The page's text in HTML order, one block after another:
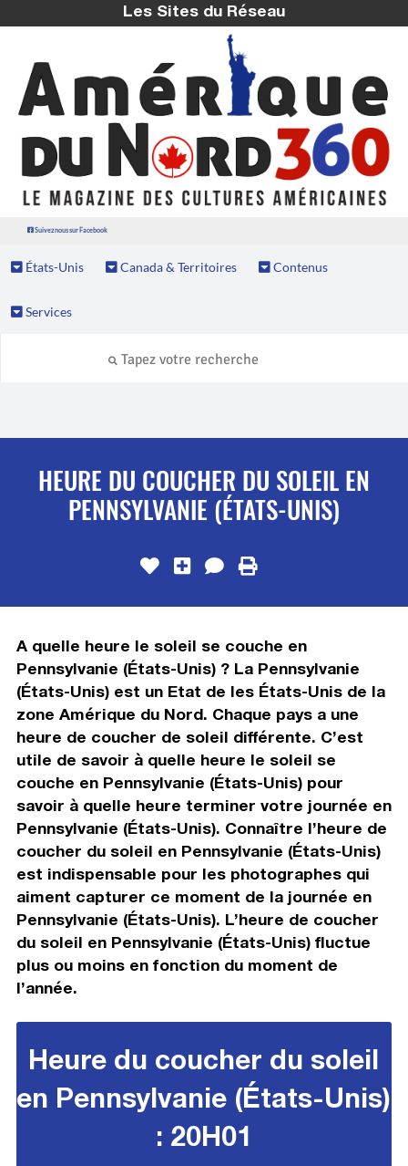
Les Sites du Réseau
Suivez nous sur Facebook
États-Unis Canada & Territoires Contenus
Services
HEURE DU COUCHER DU SOLEIL EN
PENNSYLVANIE (ÉTATS-UNIS)
A quelle heure le soleil se couche en
Pennsylvanie (États-Unis) ? La Pennsylvanie
(États-Unis) est un Etat de les États-Unis de la
zone Amérique du Nord. Chaque pays a une
heure de coucher de soleil différente. C’est
utile de savoir à quelle heure le soleil se
couche en Pennsylvanie (États-Unis) pour
savoir à quelle heure terminer votre journée en
Pennsylvanie (États-Unis). Connaître l’heure de
coucher du soleil en Pennsylvanie (États-Unis)
est indispensable pour les photographes qui
aiment capturer ce moment de la journée en
Pennsylvanie (États-Unis). L’heure de coucher
du soleil en Pennsylvanie (États-Unis) fluctue
plus ou moins en fonction du moment de
l’année.
Heure du coucher du soleil
en Pennsylvanie (États-Unis)
: 20H01